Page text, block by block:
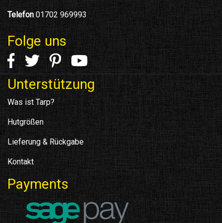
Telefon 01702 969993
Folge uns
Unterstützung
Was ist Tarp?
Hutgrößen
Lieferung & Rückgabe
Kontakt
Payments